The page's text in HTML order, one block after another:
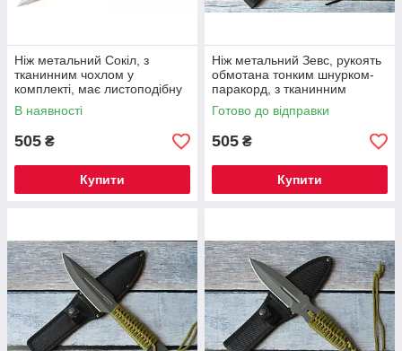
Ніж метальний Сокіл, з
тканинним чохлом у
комплекті, має листоподібну
форму клинка.
В наявності
505 ₴
Купити
Ніж метальний Зевс, рукоять
обмотана тонким шнурком-
паракорд, з тканинним
чохлом в комплекті
Готово до відправки
505 ₴
Купити